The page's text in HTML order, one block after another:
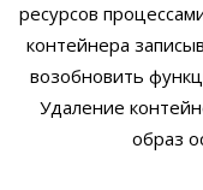
ресурсов
контейнера
возобновить
Удаление
образ